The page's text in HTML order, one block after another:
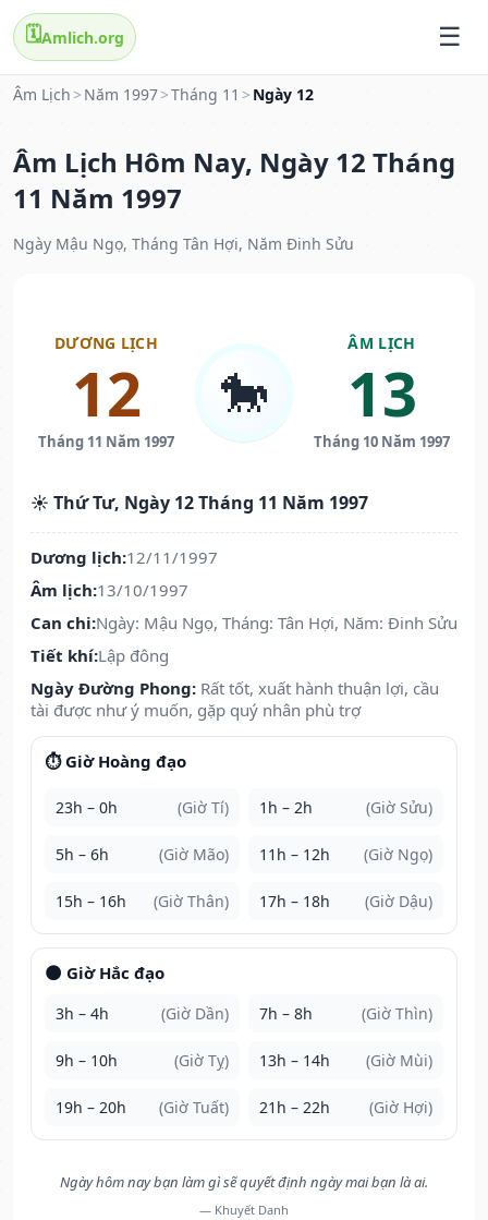
🗓️Amlich.org
Âm Lịch > Năm 1997>Tháng 11 > Ngày 12
Âm Lịch Hôm Nay, Ngày 12 Tháng
11 Năm 1997
Ngày Mậu Ngọ, Tháng Tân Hợi, Năm Đinh Sửu
DƯƠNG LỊCH
12
Tháng 11 Năm 1997
🐎
ÂM LỊCH
13
Tháng 10 Năm 1997
☀️ Thứ Tư, Ngày 12 Tháng 11 Năm 1997
Dương lịch:12/11/1997
Âm lịch:13/10/1997
Can chi:Ngày: Mậu Ngọ, Tháng: Tân Hợi, Năm: Đinh Sửu
Tiết khí:Lập đông
Ngày Đường Phong: Rất tốt, xuất hành thuận lợi, cầu
tài được như ý muốn, gặp quý nhân phù trợ
⏱️ Giờ Hoàng đạo
23h – 0h (Giờ Tí) 1h – 2h (Giờ Sửu)
5h – 6h (Giờ Mão) 11h – 12h (Giờ Ngọ)
15h – 16h (Giờ Thân) 17h – 18h (Giờ Dậu)
🌑 Giờ Hắc đạo
3h – 4h (Giờ Dần) 7h – 8h (Giờ Thìn)
9h – 10h (Giờ Tỵ) 13h – 14h (Giờ Mùi)
19h – 20h (Giờ Tuất) 21h – 22h (Giờ Hợi)
Ngày hôm nay bạn làm gì sẽ quyết định ngày mai bạn là ai.
— Khuyết Danh